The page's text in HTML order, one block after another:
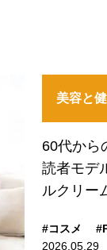
美容と
60代から
読者モデ
ルクリー
#コスメ
2026.05.29